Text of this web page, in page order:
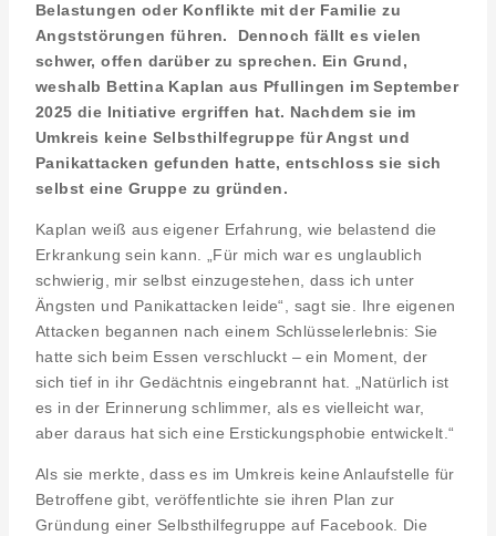
Belastungen oder Konflikte mit der Familie zu
Angststörungen führen. Dennoch fällt es vielen
schwer, offen darüber zu sprechen. Ein Grund,
weshalb Bettina Kaplan aus Pfullingen im September
2025 die Initiative ergriffen hat. Nachdem sie im
Umkreis keine Selbsthilfegruppe für Angst und
Panikattacken gefunden hatte, entschloss sie sich
selbst eine Gruppe zu gründen.
Kaplan weiß aus eigener Erfahrung, wie belastend die
Erkrankung sein kann. „Für mich war es unglaublich
schwierig, mir selbst einzugestehen, dass ich unter
Ängsten und Panikattacken leide“, sagt sie. Ihre eigenen
Attacken begannen nach einem Schlüsselerlebnis: Sie
hatte sich beim Essen verschluckt – ein Moment, der
sich tief in ihr Gedächtnis eingebrannt hat. „Natürlich ist
es in der Erinnerung schlimmer, als es vielleicht war,
aber daraus hat sich eine Erstickungsphobie entwickelt.“
Als sie merkte, dass es im Umkreis keine Anlaufstelle für
Betroffene gibt, veröffentlichte sie ihren Plan zur
Gründung einer Selbsthilfegruppe auf Facebook. Die